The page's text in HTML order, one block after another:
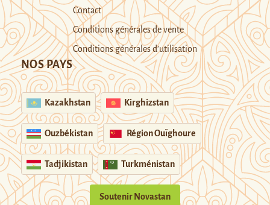
Contact
Conditions générales de vente
Conditions générales d’utilisation
NOS PAYS
Kazakhstan Kirghizstan
Ouzbékistan Région Ouïghoure
Tadjikistan Turkménistan
Soutenir Novastan